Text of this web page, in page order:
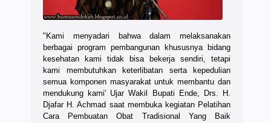
"Kami menyadari bahwa dalam melaksanakan
berbagai program pembangunan khususnya bidang
kesehatan kami tidak bisa bekerja sendiri, tetapi
kami membutuhkan keterlibatan serta kepedulian
semua komponen masyarakat untuk membantu dan
mendukung kami' Ujar Wakil Bupati Ende, Drs. H.
Djafar H. Achmad saat membuka kegiatan Pelatihan
Cara Pembuatan Obat Tradisional Yang Baik